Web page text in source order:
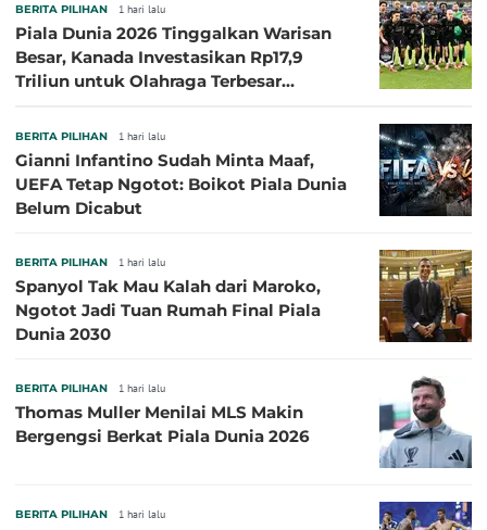
BERITA PILIHAN 1 hari lalu
Piala Dunia 2026 Tinggalkan Warisan
Besar, Kanada Investasikan Rp17,9
Triliun untuk Olahraga Terbesar
BERITA PILIHAN 1 hari lalu
Gianni Infantino Sudah Minta Maaf,
UEFA Tetap Ngotot: Boikot Piala Dunia
Belum Dicabut
BERITA PILIHAN 1 hari lalu
Spanyol Tak Mau Kalah dari Maroko,
Ngotot Jadi Tuan Rumah Final Piala
Dunia 2030
BERITA PILIHAN 1 hari lalu
Thomas Muller Menilai MLS Makin
Bergengsi Berkat Piala Dunia 2026
BERITA PILIHAN 1 hari lalu